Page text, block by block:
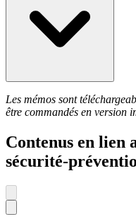
Les mémos sont
être commandés en version
Contenus en lien
sécurité-